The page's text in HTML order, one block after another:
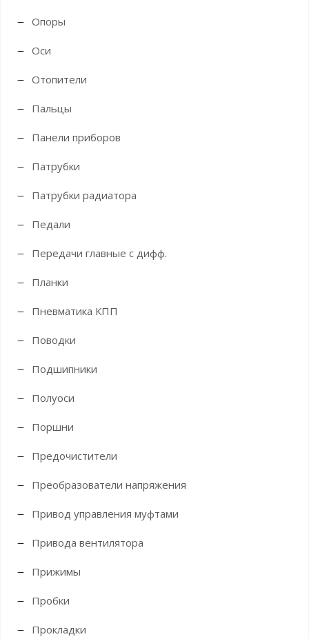
Опоры
Оси
Отопители
Пальцы
Панели приборов
Патрубки
Патрубки радиатора
Педали
Передачи главные с дифф.
Планки
Пневматика КПП
Поводки
Подшипники
Полуоси
Поршни
Предочистители
Преобразователи напряжения
Привод управления муфтами
Привода вентилятора
Прижимы
Пробки
Прокладки